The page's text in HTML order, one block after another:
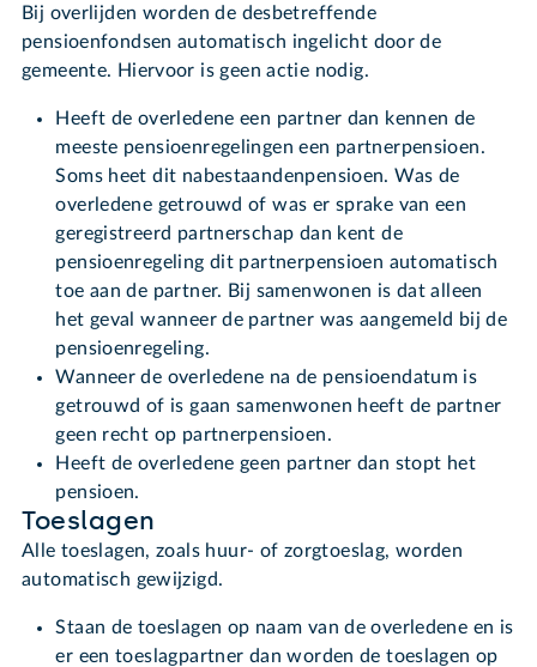
Bij overlijden worden de desbetreffende
pensioenfondsen automatisch ingelicht door de
gemeente. Hiervoor is geen actie nodig.
Heeft de overledene een partner dan kennen de
meeste pensioenregelingen een partnerpensioen.
Soms heet dit nabestaandenpensioen. Was de
overledene getrouwd of was er sprake van een
geregistreerd partnerschap dan kent de
pensioenregeling dit partnerpensioen automatisch
toe aan de partner. Bij samenwonen is dat alleen
het geval wanneer de partner was aangemeld bij de
pensioenregeling.
Wanneer de overledene na de pensioendatum is
getrouwd of is gaan samenwonen heeft de partner
geen recht op partnerpensioen.
Heeft de overledene geen partner dan stopt het
pensioen.
Toeslagen
Alle toeslagen, zoals huur- of zorgtoeslag, worden
automatisch gewijzigd.
Staan de toeslagen op naam van de overledene en is
er een toeslagpartner dan worden de toeslagen op